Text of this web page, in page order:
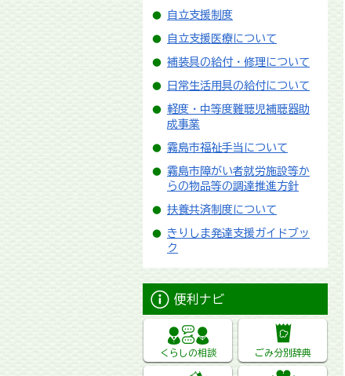
自立支援制度
自立支援医療について
補装具の給付・修理について
日常生活用具の給付について
軽度・中等度難聴児補聴器助
成事業
霧島市福祉手当について
霧島市障がい者就労施設等か
らの物品等の調達推進方針
扶養共済制度について
きりしま発達支援ガイドブッ
ク
便利ナビ
くらしの相談 ごみ分別辞典